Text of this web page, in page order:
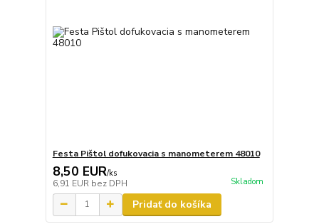
Festa Pištol dofukovacia s manometerem 48010
8,50 EUR/ks
6,91 EUR bez DPH Skladom
Pridať do košíka